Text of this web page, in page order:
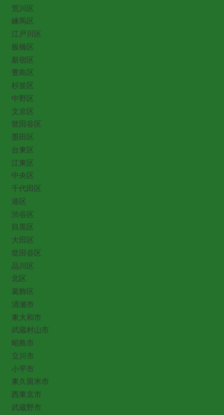
荒川区
練馬区
江戸川区
板橋区
新宿区
豊島区
杉並区
中野区
文京区
世田谷区
墨田区
台東区
江東区
中央区
千代田区
港区
渋谷区
目黒区
大田区
世田谷区
品川区
北区
葛飾区
清瀬市
東大和市
武蔵村山市
昭島市
立川市
小平市
東久留米市
西東京市
武蔵野市